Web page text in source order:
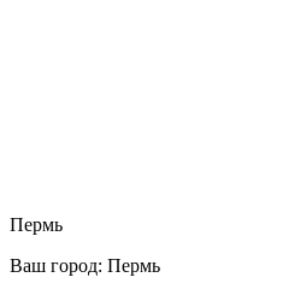
Пермь
Ваш город: Пермь